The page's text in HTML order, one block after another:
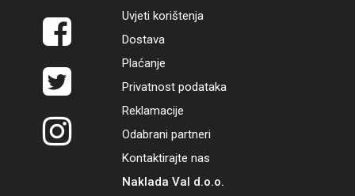
Uvjeti korištenja
Dostava
Plaćanje
Privatnost podataka
Reklamacije
Odabrani partneri
Kontaktirajte nas
Naklada Val d.o.o.